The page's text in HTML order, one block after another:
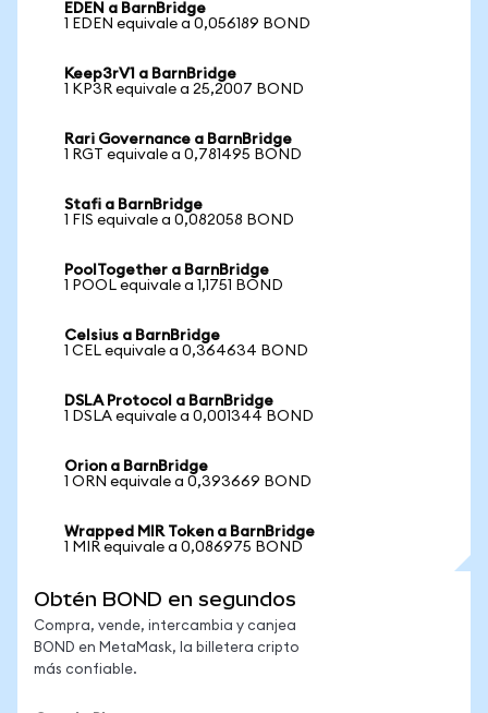
EDEN a BarnBridge
1 EDEN equivale a 0,056189 BOND
Keep3rV1 a BarnBridge
1 KP3R equivale a 25,2007 BOND
Rari Governance a BarnBridge
1 RGT equivale a 0,781495 BOND
Stafi a BarnBridge
1 FIS equivale a 0,082058 BOND
PoolTogether a BarnBridge
1 POOL equivale a 1,1751 BOND
Celsius a BarnBridge
1 CEL equivale a 0,364634 BOND
DSLA Protocol a BarnBridge
1 DSLA equivale a 0,001344 BOND
Orion a BarnBridge
1 ORN equivale a 0,393669 BOND
Wrapped MIR Token a BarnBridge
1 MIR equivale a 0,086975 BOND
Obtén BOND en segundos
Compra, vende, intercambia y canjea
BOND en MetaMask, la billetera cripto
más confiable.